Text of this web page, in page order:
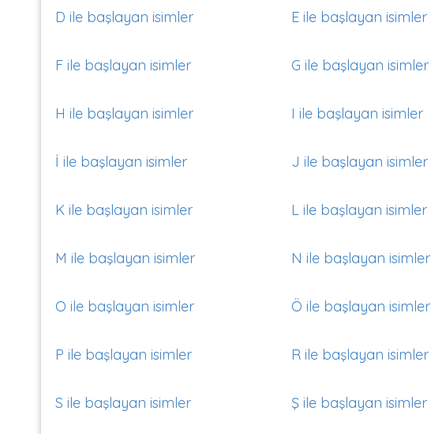
D ile başlayan isimler E ile başlayan isimler
F ile başlayan isimler G ile başlayan isimler
H ile başlayan isimler I ile başlayan isimler
İ ile başlayan isimler J ile başlayan isimler
K ile başlayan isimler L ile başlayan isimler
M ile başlayan isimler N ile başlayan isimler
O ile başlayan isimler Ö ile başlayan isimler
P ile başlayan isimler R ile başlayan isimler
S ile başlayan isimler Ş ile başlayan isimler